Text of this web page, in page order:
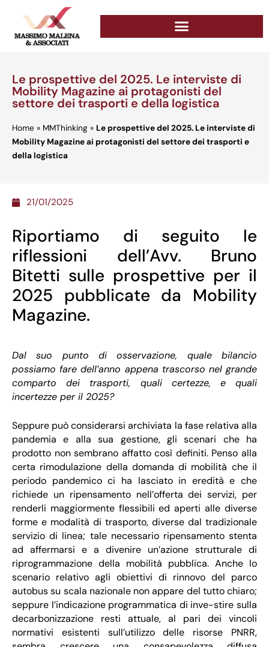
Le prospettive del 2025. Le interviste di
Mobility Magazine ai protagonisti del
settore dei trasporti e della logistica
Home » MMThinking » Le prospettive del 2025. Le interviste di
Mobility Magazine ai protagonisti del settore dei trasporti e
della logistica
21/01/2025
Riportiamo di seguito le
riflessioni dell’Avv. Bruno
Bitetti sulle prospettive per il
2025 pubblicate da Mobility
Magazine.
Dal suo punto di osservazione, quale bilancio
possiamo fare dell’anno appena trascorso nel grande
comparto dei trasporti, quali certezze, e quali
incertezze per il 2025?
Seppure può considerarsi archiviata la fase relativa alla
pandemia e alla sua gestione, gli scenari che ha
prodotto non sembrano affatto così definiti. Penso alla
certa rimodulazione della domanda di mobilità che il
periodo pandemico ci ha lasciato in eredità e che
richiede un ripensamento nell’offerta dei servizi, per
renderli maggiormente flessibili ed aperti alle diverse
forme e modalità di trasporto, diverse dal tradizionale
servizio di linea; tale necessario ripensamento stenta
ad affermarsi e a divenire un’azione strutturale di
riprogrammazione della mobilità pubblica. Anche lo
scenario relativo agli obiettivi di rinnovo del parco
autobus su scala nazionale non appare del tutto chiaro;
seppure l’indicazione programmatica di inve-stire sulla
decarbonizzazione resti attuale, al pari dei vincoli
normativi esistenti sull’utilizzo delle risorse PNRR,